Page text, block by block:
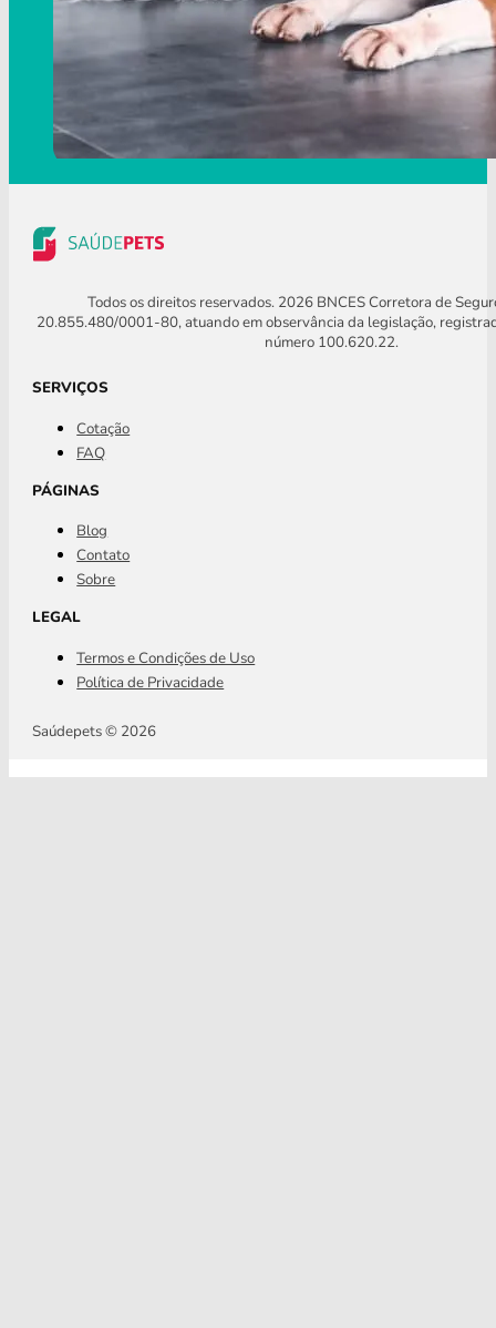
Todos os direitos reservados. 2026 BNCES Corretora de
20.855.480/0001-80, atuando em observância da legislação,
número 100.620.22.
SERVIÇOS
Cotação
FAQ
PÁGINAS
Blog
Contato
Sobre
LEGAL
Termos e Condições de Uso
Política de Privacidade
Saúdepets © 2026